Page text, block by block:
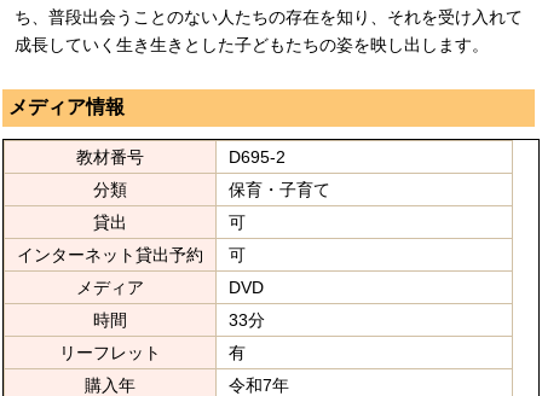
ち、普段出会うことのない人たちの存在を知り、それを受け入れて
成長していく生き生きとした子どもたちの姿を映し出します。
メディア情報
教材番号
D695-2
分類
保育・子育て
貸出
可
インターネット貸出予約
可
メディア
DVD
時間
33分
リーフレット
有
購入年
令和7年